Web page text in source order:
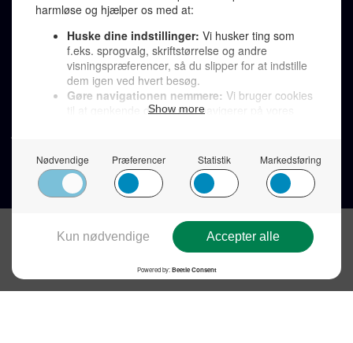
LINKS
Tidligere aviser >
Støt Den Korte Avis >
Send et læserbrev >
Privatlivspolitik >